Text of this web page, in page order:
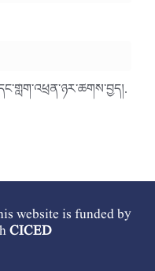
website is funded by
CICED